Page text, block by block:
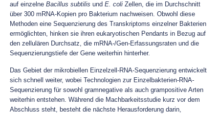
auf einzelne Bacillus subtilis und E. coli Zellen, die im Durchschnitt
über 300 mRNA-Kopien pro Bakterium nachweisen. Obwohl diese
Methoden eine Sequenzierung des Transkriptoms einzelner Bakterien
ermöglichten, hinken sie ihren eukaryotischen Pendants in Bezug auf
den zellulären Durchsatz, die mRNA-/Gen-Erfassungsraten und die
Sequenzierungstiefe der Gene weiterhin hinterher.
Das Gebiet der mikrobiellen Einzelzell-RNA-Sequenzierung entwickelt
sich schnell weiter, wobei Technologien zur Einzelbakterien-RNA-
Sequenzierung für sowohl gramnegative als auch grampositive Arten
weiterhin entstehen. Während die Machbarkeitsstudie kurz vor dem
Abschluss steht, besteht die nächste Herausforderung darin,